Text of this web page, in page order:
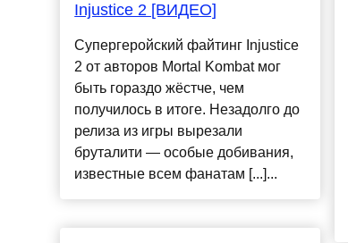
Injustice 2 [ВИДЕО]
Супергеройский файтинг Injustice
2 от авторов Mortal Kombat мог
быть гораздо жёстче, чем
получилось в итоге. Незадолго до
релиза из игры вырезали
бруталити — особые добивания,
известные всем фанатам [...]...